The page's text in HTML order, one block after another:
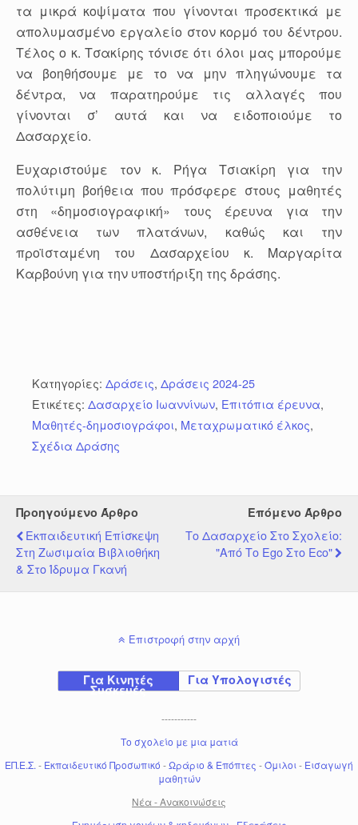
τα μικρά κοψίματα που γίνονται προσεκτικά με
απολυμασμένο εργαλείο στον κορμό του δέντρου.
Τέλος ο κ. Τσακίρης τόνισε ότι όλοι μας μπορούμε
να βοηθήσουμε με το να μην πληγώνουμε τα
δέντρα, να παρατηρούμε τις αλλαγές που
γίνονται σ’ αυτά και να ειδοποιούμε το
Δασαρχείο.
Ευχαριστούμε τον κ. Ρήγα Τσιακίρη για την
πολύτιμη βοήθεια που πρόσφερε στους μαθητές
στη «δημοσιογραφική» τους έρευνα για την
ασθένεια των πλατάνων, καθώς και την
προϊσταμένη του Δασαρχείου κ. Μαργαρίτα
Καρβούνη για την υποστήριξη της δράσης.
Κατηγορίες: Δράσεις, Δράσεις 2024-25
Ετικέτες: Δασαρχείο Ιωαννίνων, Επιτόπια έρευνα,
Μαθητές-δημοσιογράφοι, Μεταχρωματικό έλκος,
Σχέδια Δράσης
Προηγούμενο Άρθρο
Εκπαιδευτική Επίσκεψη
Στη Ζωσιμαία Βιβλιοθήκη
& Στο Ίδρυμα Γκανή
Επόμενο Άρθρο
Το Δασαρχείο Στο Σχολείο:
"από Το Ego Στο Eco"
Επιστροφή στην αρχή
Για Κινητές
Συσκευές
Για Υπολογιστές
-----------
Το σχολείο με μια ματιά
ΕΠ.Ε.Σ. - Εκπαιδευτικό Προσωπικό -Ωράριο & Επόπτες -Όμιλοι- Εισαγωγή
μαθητών
Νέα - Ανακοινώσεις